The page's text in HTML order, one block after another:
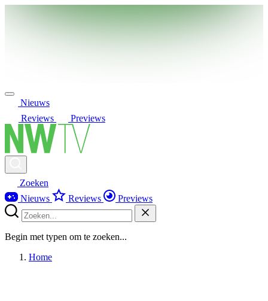
Nieuws
Reviews
Previews
Zoeken
Nieuws
Reviews Previews
Begin met typen om te zoeken...
Home